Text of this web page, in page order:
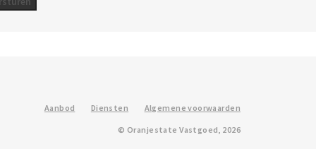
Aanbod Diensten Algemene voorwaarden
© Oranjestate Vastgoed, 2026